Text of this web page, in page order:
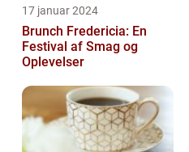
17 januar 2024
Brunch Fredericia: En
Festival af Smag og
Oplevelser